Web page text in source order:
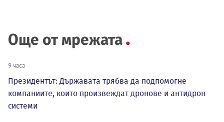
Още от мрежата
9 часа
Президентът: Държавата трябва да подпомогне
компаниите, които произвеждат дронове и антидрон
системи